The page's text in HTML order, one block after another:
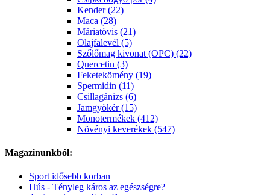
Kender (22)
Maca (28)
Máriatövis (21)
Olajfalevél (5)
Szőlőmag kivonat (OPC) (22)
Quercetin (3)
Feketekömény (19)
Spermidin (11)
Csillagánizs (6)
Jamgyökér (15)
Monotermékek (412)
Növényi keverékek (547)
Magazinunkból:
Sport idősebb korban
Hús - Tényleg káros az egészségre?